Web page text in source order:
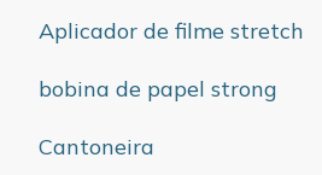
Aplicador de filme stretch
bobina de papel strong
Cantoneira